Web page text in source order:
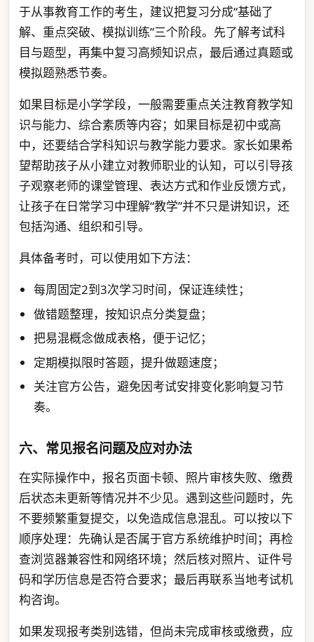
于从事教育工作的考生，建议把复习分成“基础了
解、重点突破、模拟训练”三个阶段。先了解考试科
目与题型，再集中复习高频知识点，最后通过真题或
模拟题熟悉节奏。
如果目标是小学学段，一般需要重点关注教育教学知
识与能力、综合素质等内容；如果目标是初中或高
中，还要结合学科知识与教学能力要求。家长如果希
望帮助孩子从小建立对教师职业的认知，可以引导孩
子观察老师的课堂管理、表达方式和作业反馈方式，
让孩子在日常学习中理解“教学”并不只是讲知识，还
包括沟通、组织和引导。
具体备考时，可以使用如下方法：
每周固定2到3次学习时间，保证连续性；
做错题整理，按知识点分类复盘；
把易混概念做成表格，便于记忆；
定期模拟限时答题，提升做题速度；
关注官方公告，避免因考试安排变化影响复习节
奏。
六、常见报名问题及应对办法
在实际操作中，报名页面卡顿、照片审核失败、缴费
后状态未更新等情况并不少见。遇到这些问题时，先
不要频繁重复提交，以免造成信息混乱。可以按以下
顺序处理：先确认是否属于官方系统维护时间；再检
查浏览器兼容性和网络环境；然后核对照片、证件号
码和学历信息是否符合要求；最后再联系当地考试机
构咨询。
如果发现报考类别选错，但尚未完成审核或缴费，应